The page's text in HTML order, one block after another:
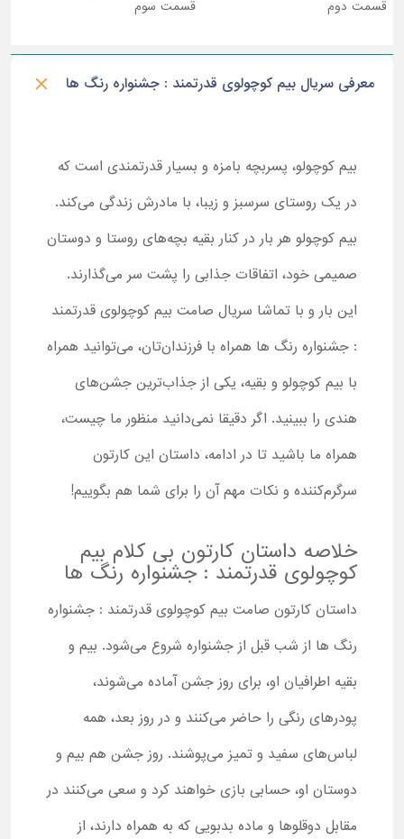
قسمت دوم قسمت سوم
معرفی سریال بیم کوچولوی قدرتمند : جشنواره رنگ ها
بیم کوچولو، پسربچه بامزه و بسیار قدرتمندی است که
در یک روستای سرسبز و زیبا، با مادرش زندگی می‌کند.
بیم کوچولو هر بار در کنار بقیه بچه‌های روستا و دوستان
صمیمی خود، اتفاقات جذابی را پشت سر می‌گذارند.
این بار و با تماشا سریال صامت بیم کوچولوی قدرتمند
: جشنواره رنگ ها همراه با فرزندان‌تان، می‌توانید همراه
با بیم کوچولو و بقیه، یکی از جذاب‌ترین جشن‌های
هندی را ببینید. اگر دقیقا نمی‌دانید منظور ما چیست،
همراه ما باشید تا در ادامه، داستان این کارتون
سرگرم‌کننده و نکات مهم آن را برای شما هم بگوییم!
خلاصه داستان کارتون بی کلام بیم
کوچولوی قدرتمند : جشنواره رنگ ها
داستان کارتون صامت بیم کوچولوی قدرتمند : جشنواره
رنگ ها از شب قبل از جشنواره شروع می‌شود. بیم و
بقیه اطرافیان او، برای روز جشن آماده می‌شوند،
پودرهای رنگی را حاضر می‌کنند و در روز بعد، همه
لباس‌های سفید و تمیز می‌پوشند. روز جشن هم بیم و
دوستان او، حسابی بازی خواهند کرد و سعی می‌کنند در
مقابل دوقلوها و ماده بدبویی که به همراه دارند، از